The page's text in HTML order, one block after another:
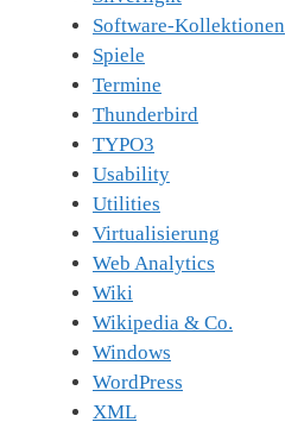
Software-Kollektionen
Spiele
Termine
Thunderbird
TYPO3
Usability
Utilities
Virtualisierung
Web Analytics
Wiki
Wikipedia & Co.
Windows
WordPress
XML